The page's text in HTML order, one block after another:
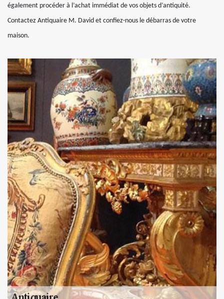
également procéder à l’achat immédiat de vos objets d’antiquité.
Contactez Antiquaire M. David et confiez-nous le débarras de votre
maison.